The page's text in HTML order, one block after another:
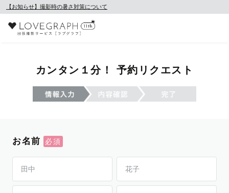
【お知らせ】撮影時の暑さ対策について
カンタン１分！ 予約リクエスト
お名前